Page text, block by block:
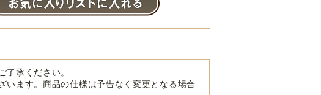
承ください。
ます。商品の仕様は予告なく変更となる場合